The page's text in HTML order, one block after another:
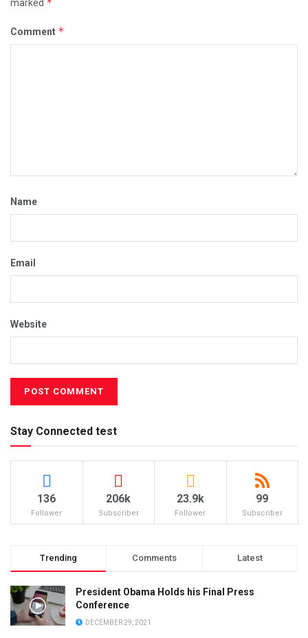
marked *
Comment *
Name
Email
Website
Stay Connected test
136
Follower
206k
Subscriber
23.9k
Follower
99
Subscriber
Trending Comments Latest
President Obama Holds his Final Press
Conference
DECEMBER 29, 2021